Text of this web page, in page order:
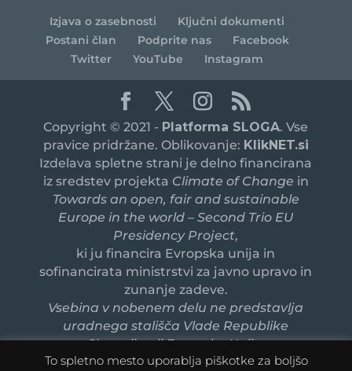
Izjava o zasebnosti
Ključni dokumenti
Postani član
Podprite nas
Facebook
Twitter
YouTube Instagram
Copyright © 2021 - Platforma SLOGA. Vse
pravice pridržane. Oblikovanje: KlikNET.si
Izdelava spletne strani je delno financirana
iz sredstev projekta Climate of Change in
Towards an open, fair and sustainable
Europe in the world – Second Trio EU
Presidency Project,
ki ju financira Evropska unija in
sofinancirata ministrstvi za javno upravo in
zunanje zadeve.
Vsebina v nobenem delu ne predstavlja
uradnega stališča Vlade Republike
Slovenije ali Evropske Unije.
To spletno mesto uporablja piškotke za boljšo